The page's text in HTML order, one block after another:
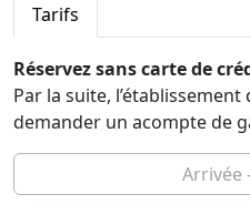
Les hôtes peuvent utiliser
d'une bouilloire, d'un
ondes, ainsi qu'une petite
pour ranger le matériel de
gratuit. Afin d'assurer un
interdit de fumer dans tout
dans les chambres.
Tarifs
Réservez sans carte de
Par la suite,
demander un acompte de